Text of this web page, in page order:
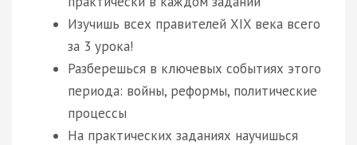
Изучишь всех правителей XIX века всего
за 3 урока!
Разберешься в ключевых событиях этого
периода: войны, реформы, политические
процессы
На практических заданиях научишься